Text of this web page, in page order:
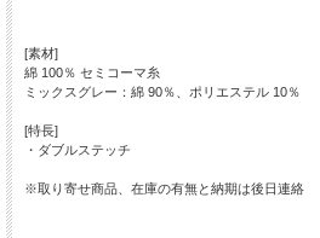
[素材]
綿 100％ セミコーマ糸
ミックスグレー：綿 90％、ポリエステル 10％
[特長]
・ダブルステッチ
※取り寄せ商品、在庫の有無と納期は後日連絡